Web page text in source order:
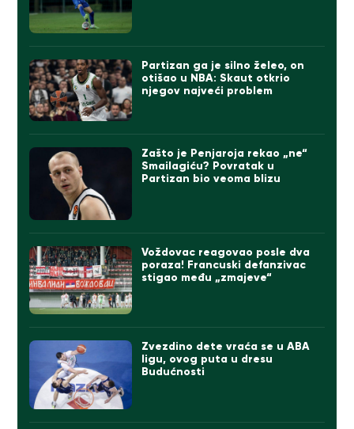
Partizan ga je silno želeo, on
otišao u NBA: Skaut otkrio
njegov najveći problem
Zašto je Penjaroja rekao „ne“
Smailagiću? Povratak u
Partizan bio veoma blizu
Voždovac reagovao posle dva
poraza! Francuski defanzivac
stigao među „zmajeve“
Zvezdino dete vraća se u ABA
ligu, ovog puta u dresu
Budućnosti